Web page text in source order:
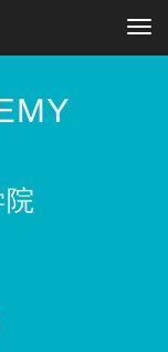
院